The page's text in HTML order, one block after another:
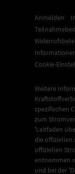
Anmelden
Cookie-
Weitere
spezifischen
zum
'Leitfaden
die offiziellen
offiziellen
entnommen
und bei der